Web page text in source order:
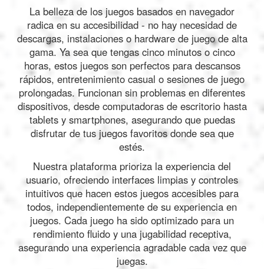
La belleza de los juegos basados en navegador
radica en su accesibilidad - no hay necesidad de
descargas, instalaciones o hardware de juego de alta
gama. Ya sea que tengas cinco minutos o cinco
horas, estos juegos son perfectos para descansos
rápidos, entretenimiento casual o sesiones de juego
prolongadas. Funcionan sin problemas en diferentes
dispositivos, desde computadoras de escritorio hasta
tablets y smartphones, asegurando que puedas
disfrutar de tus juegos favoritos donde sea que
estés.
Nuestra plataforma prioriza la experiencia del
usuario, ofreciendo interfaces limpias y controles
intuitivos que hacen estos juegos accesibles para
todos, independientemente de su experiencia en
juegos. Cada juego ha sido optimizado para un
rendimiento fluido y una jugabilidad receptiva,
asegurando una experiencia agradable cada vez que
juegas.